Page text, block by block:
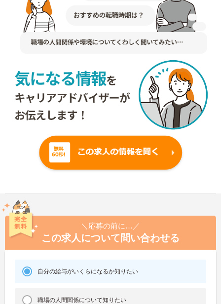
＼応募の前に…／
この求人について問い合わせる
自分の給与がいくらになるか知りたい
職場の人間関係について知りたい